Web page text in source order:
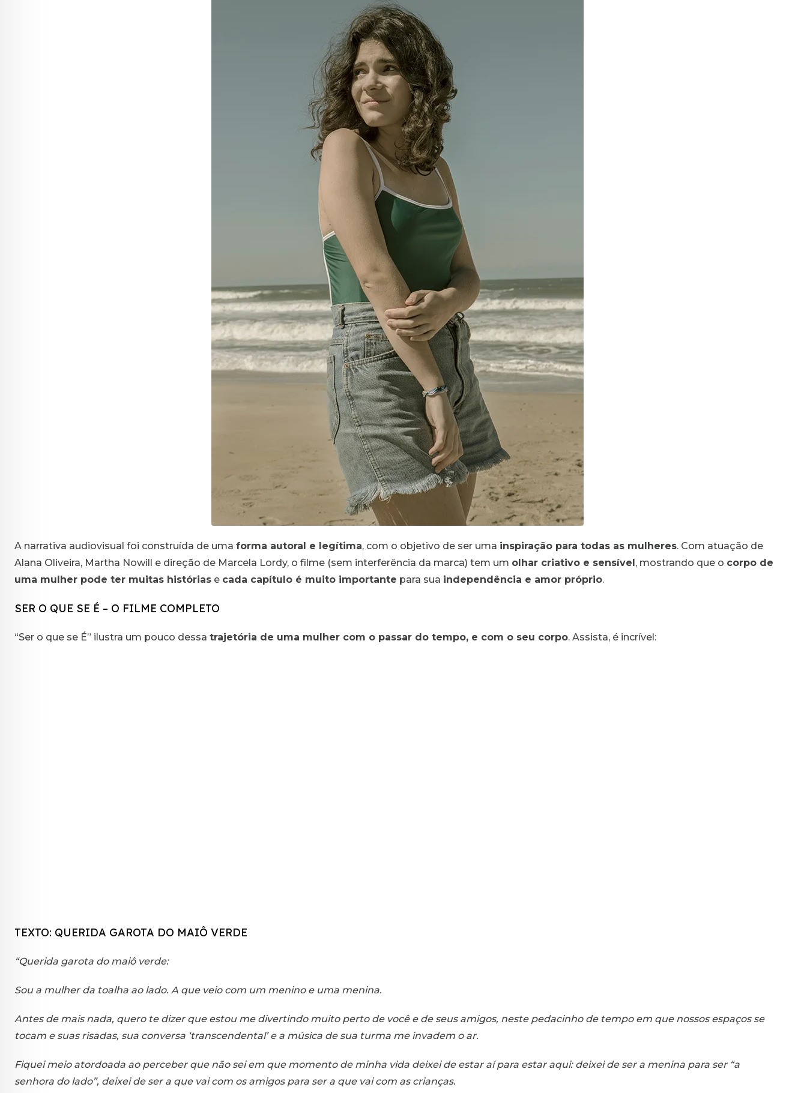
A narrativa audiovisual foi construída de uma forma autoral e legítima, com o objetivo de ser uma inspiração para todas as mulheres. Com atuação de
Alana Oliveira, Martha Nowill e direção de Marcela Lordy, o filme (sem interferência da marca) tem um olhar criativo e sensível , mostrando que o corpo de
uma mulher pode ter muitas histórias e cada capítulo é muito importante para sua independência e amor próprio.
SER O QUE SE É – O FILME COMPLETO
“Ser o que se É” ilustra um pouco dessa trajetória de uma mulher com o passar do tempo, e com o seu corpo. Assista, é incrível:
TEXTO: QUERIDA GAROTA DO MAIÔ VERDE
“Querida garota do maiô verde:
Sou a mulher da toalha ao lado. A que veio com um menino e uma menina.
Antes de mais nada, quero te dizer que estou me divertindo muito perto de você e de seus amigos, neste pedacinho de tempo em que nossos espaços se
tocam e suas risadas, sua conversa ‘transcendental’ e a música de sua turma me invadem o ar.
Fiquei meio atordoada ao perceber que não sei em que momento de minha vida deixei de estar aí para estar aqui: deixei de ser a menina para ser “a
senhora do lado”, deixei de ser a que vai com os amigos para ser a que vai com as crianças.